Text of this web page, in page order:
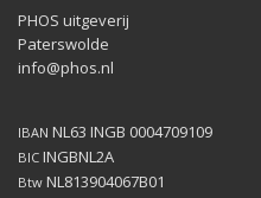
PHOS uitgeverij
Paterswolde
info@phos.nl
IBAN NL63 INGB 0004709109
BIC INGBNL2A
Btw NL813904067B01